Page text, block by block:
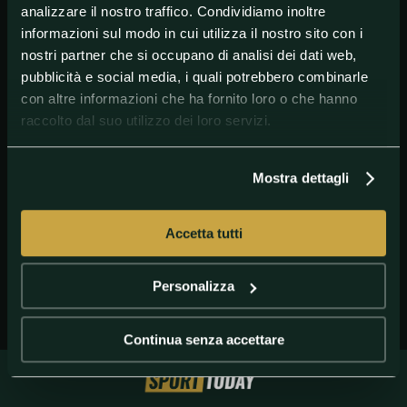
analizzare il nostro traffico. Condividiamo inoltre
informazioni sul modo in cui utilizza il nostro sito con i
nostri partner che si occupano di analisi dei dati web,
pubblicità e social media, i quali potrebbero combinarle
con altre informazioni che ha fornito loro o che hanno
raccolto dal suo utilizzo dei loro servizi.
Mostra dettagli
Accetta tutti
Personalizza
Continua senza accettare